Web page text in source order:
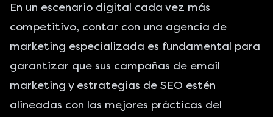
En un escenario digital cada vez más
competitivo, contar con una agencia de
marketing especializada es fundamental para
garantizar que sus campañas de email
marketing y estrategias de SEO estén
alineadas con las mejores prácticas del